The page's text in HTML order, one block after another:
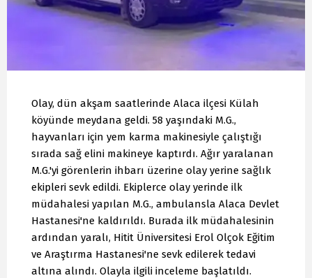
Olay, dün akşam saatlerinde Alaca ilçesi Külah
köyünde meydana geldi. 58 yaşındaki M.G.,
hayvanları için yem karma makinesiyle çalıştığı
sırada sağ elini makineye kaptırdı. Ağır yaralanan
M.G.'yi görenlerin ihbarı üzerine olay yerine sağlık
ekipleri sevk edildi. Ekiplerce olay yerinde ilk
müdahalesi yapılan M.G., ambulansla Alaca Devlet
Hastanesi'ne kaldırıldı. Burada ilk müdahalesinin
ardından yaralı, Hitit Üniversitesi Erol Olçok Eğitim
ve Araştırma Hastanesi'ne sevk edilerek tedavi
altına alındı. Olayla ilgili inceleme başlatıldı.